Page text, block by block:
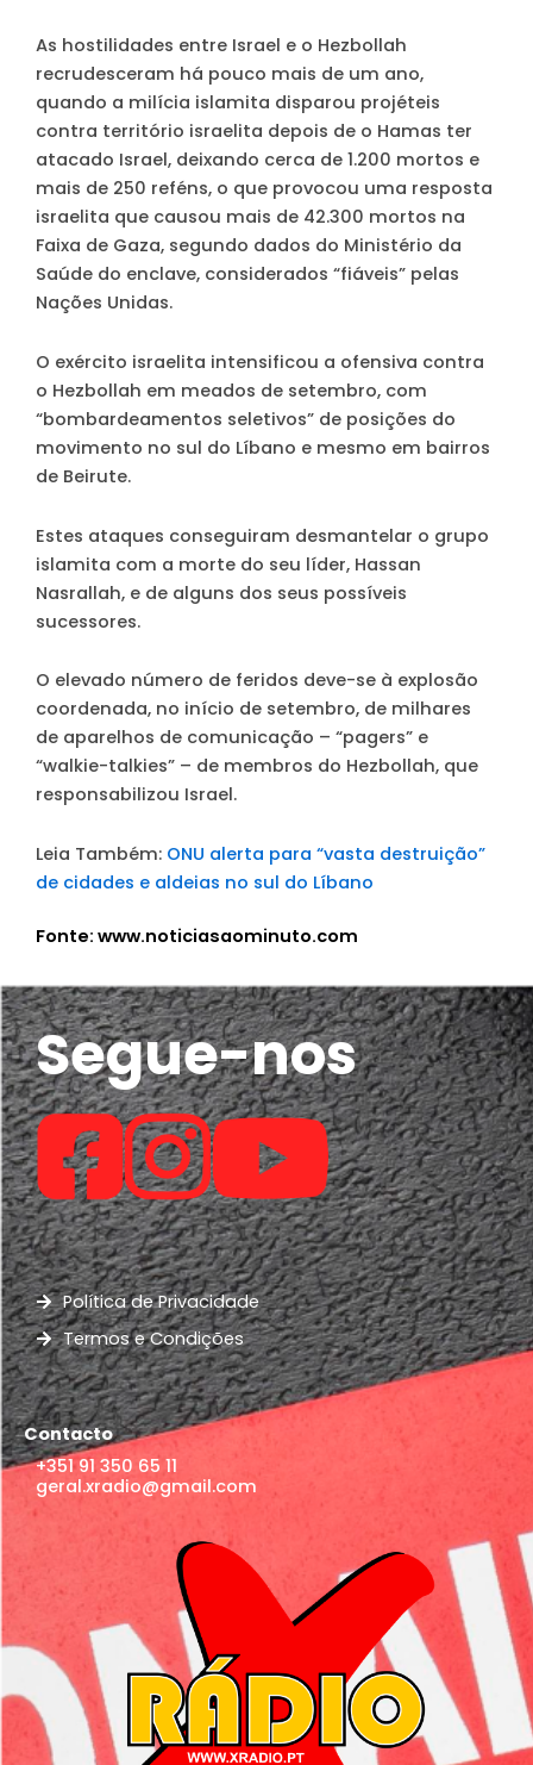
As hostilidades entre Israel e o Hezbollah
recrudesceram há pouco mais de um ano,
quando a milícia islamita disparou projéteis
contra território israelita depois de o Hamas ter
atacado Israel, deixando cerca de 1.200 mortos e
mais de 250 reféns, o que provocou uma resposta
israelita que causou mais de 42.300 mortos na
Faixa de Gaza, segundo dados do Ministério da
Saúde do enclave, considerados “fiáveis” pelas
Nações Unidas.
O exército israelita intensificou a ofensiva contra
o Hezbollah em meados de setembro, com
“bombardeamentos seletivos” de posições do
movimento no sul do Líbano e mesmo em bairros
de Beirute.
Estes ataques conseguiram desmantelar o grupo
islamita com a morte do seu líder, Hassan
Nasrallah, e de alguns dos seus possíveis
sucessores.
O elevado número de feridos deve-se à explosão
coordenada, no início de setembro, de milhares
de aparelhos de comunicação – “pagers” e
“walkie-talkies” – de membros do Hezbollah, que
responsabilizou Israel.
Leia Também: ONU alerta para “vasta destruição”
de cidades e aldeias no sul do Líbano
Fonte: www.noticiasaominuto.com
Segue-nos
Política de Privacidade
Termos e Condições
Contacto
+351 91 350 65 11
geral.xradio@gmail.com